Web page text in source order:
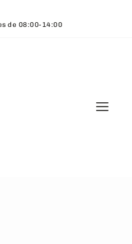
de 08:00-14:00